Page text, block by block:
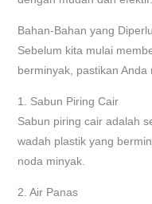
Bahan-Bahan yang
Sebelum kita mulai
berminyak, pastikan
1. Sabun Piring Cair
Sabun piring cair adalah
wadah plastik yang
noda minyak.
2. Air Panas